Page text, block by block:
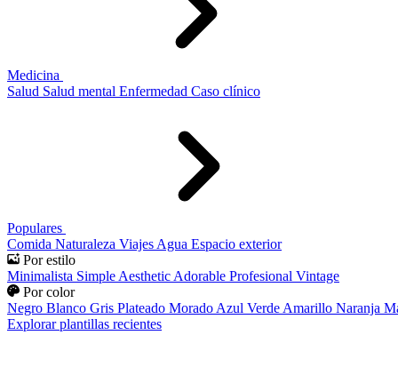
Medicina
Salud Salud mental Enfermedad Caso clínico
Populares
Comida Naturaleza Viajes Agua Espacio exterior
Por estilo
Minimalista Simple Aesthetic Adorable Profesional Vintage
Por color
Negro Blanco Gris Plateado Morado Azul Verde Amarillo Naranja
Explorar plantillas recientes